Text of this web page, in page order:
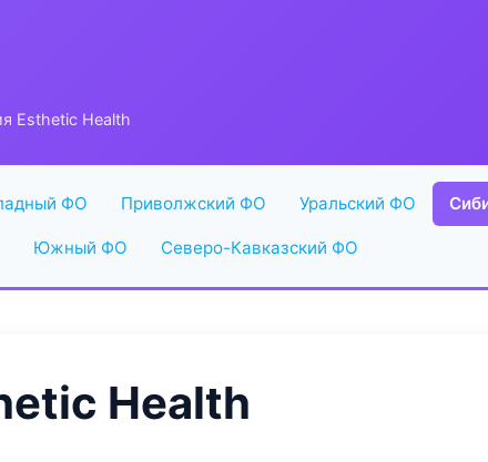
Esthetic Health
ФО Приволжский ФО Уральский ФО
Южный ФО Северо-Кавказский ФО
Health